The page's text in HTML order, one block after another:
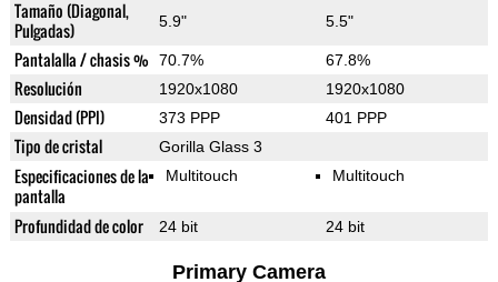
Tamaño (Diagonal,
Pulgadas)
5.9" 5.5"
Pantalalla / chasis % 70.7% 67.8%
Resolución 1920x1080 1920x1080
Densidad (PPI) 373 PPP 401 PPP
Tipo de cristal Gorilla Glass 3
Especificaciones de la
pantalla
Multitouch Multitouch
Profundidad de color 24 bit 24 bit
Primary Camera